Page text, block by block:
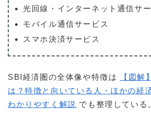
光回線・インターネット通信サ
モバイル通信サービス
スマホ決済サービス
SBI経済圏の全体像や特徴は
【図解
は？特徴と向いている人・ほかの経
わかりやすく解説 でも整理している